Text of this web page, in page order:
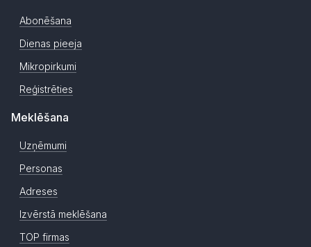
Abonēšana
Dienas pieeja
Mikropirkumi
Reģistrēties
Meklēšana
Uzņēmumi
Personas
Adreses
Izvērstā meklēšana
TOP firmas